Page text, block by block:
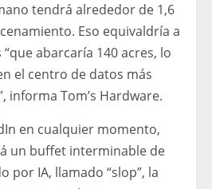
tendrá alrededor de 1,6
Eso equivaldría a
abarcaría 140 acres, lo
el centro de datos más
informa Tom’s Hardware.
en cualquier momento,
un buffet interminable de
por IA, llamado “slop”, la